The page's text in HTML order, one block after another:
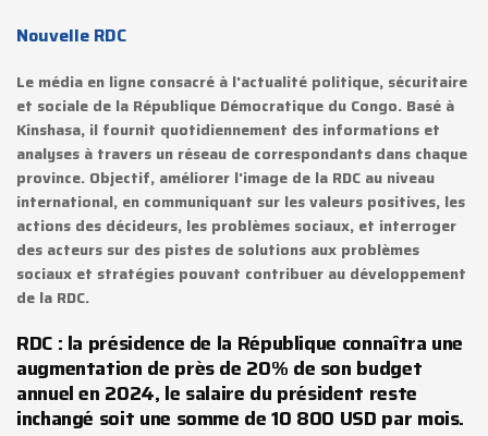
Nouvelle RDC
Le média en ligne consacré à l'actualité politique, sécuritaire
et sociale de la République Démocratique du Congo. Basé à
Kinshasa, il fournit quotidiennement des informations et
analyses à travers un réseau de correspondants dans chaque
province. Objectif, améliorer l'image de la RDC au niveau
international, en communiquant sur les valeurs positives, les
actions des décideurs, les problèmes sociaux, et interroger
des acteurs sur des pistes de solutions aux problèmes
sociaux et stratégies pouvant contribuer au développement
de la RDC.
RDC : la présidence de la République connaîtra une
augmentation de près de 20% de son budget
annuel en 2024, le salaire du président reste
inchangé soit une somme de 10 800 USD par mois.